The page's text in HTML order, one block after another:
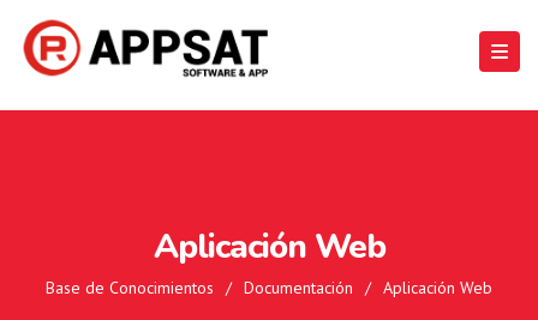
Aplicación Web
Base de Conocimientos / Documentación / Aplicación Web